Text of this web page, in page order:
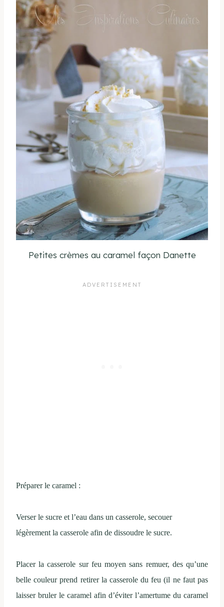
Petites crèmes au caramel façon Danette
Préparer le caramel :
Verser le sucre et l’eau dans un casserole, secouer
légèrement la casserole afin de dissoudre le sucre.
Placer la casserole sur feu moyen sans remuer, des qu’une
belle couleur prend retirer la casserole du feu (il ne faut pas
laisser bruler le caramel afin d’éviter l’amertume du caramel